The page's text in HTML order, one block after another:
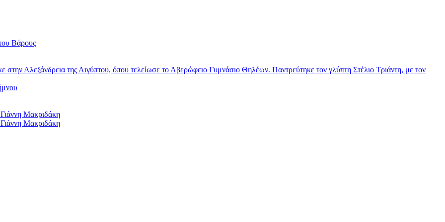
Βάρους
Αλεξάνδρεια της Αιγύπτου, όπου τελείωσε το Αβερώφειο Γυμνάσιο Θηλέων. Παντρεύτηκε τον γλύπτη Στέλιο Τριάντη, με τον
Μακριδάκη
Μακριδάκη